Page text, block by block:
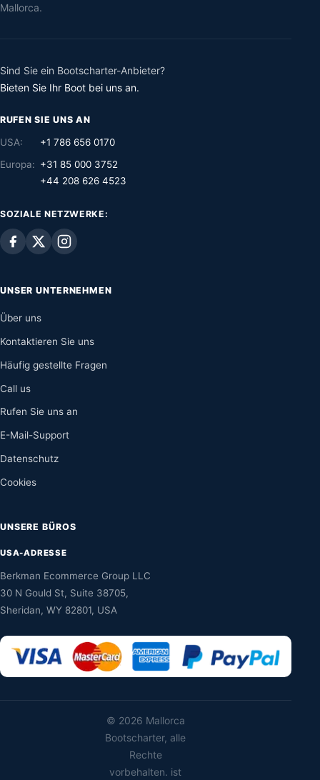
Mallorca.
Sind Sie ein Bootscharter-Anbieter?
Bieten Sie Ihr Boot bei uns an.
RUFEN SIE UNS AN
USA:
+1 786 656 0170
Europa: +31 85 000 3752
+44 208 626 4523
SOZIALE NETZWERKE:
UNSER UNTERNEHMEN
Über uns
Kontaktieren Sie uns
Häufig gestellte Fragen
Call us
Rufen Sie uns an
E-Mail-Support
Datenschutz
Cookies
UNSERE BÜROS
USA-ADRESSE
Berkman Ecommerce Group LLC
30 N Gould St, Suite 38705,
Sheridan, WY 82801, USA
© 2026 Mallorca
Bootscharter, alle
Rechte
vorbehalten. ist